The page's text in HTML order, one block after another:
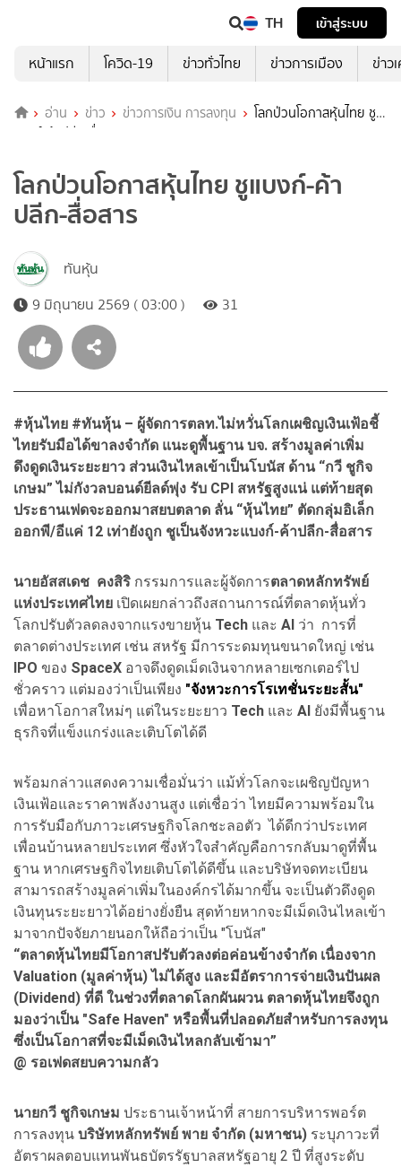
TH
เข้าสู่ระบบ
หน้าแรก
โควิด-19 ข่าวทั่วไทย ข่าวการเมือง ข่าว
อ่าน ข่าว ข่าวการเงิน การลงทุน
โลกป่วนโอกาสหุ้นไทย ชู
แบงก์-ค้าปลีก-สื่อสาร
โลกป่วนโอกาสหุ้นไทย ชูแบงก์-ค้า
ปลีก-สื่อสาร
ทันหุ้น
9 มิถุนายน 2569 ( 03:00 )
31
#หุ้นไทย #ทันหุ้น – ผู้จัดการตลท.ไม่หวั่นโลกเผชิญเงินเฟ้อชี้
ไทยรับมือได้ขาลงจำกัด แนะดูพื้นฐาน บจ. สร้างมูลค่าเพิ่ม
ดึงดูดเงินระยะยาว ส่วนเงินไหลเข้าเป็นโบนัส ด้าน “กวี ชูกิจ
เกษม” ไม่กังวลบอนด์ยีลด์พุ่ง รับ CPI สหรัฐสูงแน่ แต่ท้ายสุด
ประธานเฟดจะออกมาสยบตลาด ลั่น “หุ้นไทย” ตัดกลุ่มอิเล็ก
ออกพี/อีแค่ 12 เท่ายังถูก ชูเป็นจังหวะแบงก์-ค้าปลีก-สื่อสาร
นายอัสสเดช คงสิริ กรรมการและผู้จัดการตลาดหลักทรัพย์
แห่งประเทศไทย เปิดเผยกล่าวถึงสถานการณ์ที่ตลาดหุ้นทั่ว
โลกปรับตัวลดลงจากแรงขายหุ้น Tech และ AI ว่า การที่
ตลาดต่างประเทศ เช่น สหรัฐ มีการระดมทุนขนาดใหญ่ เช่น
IPO ของ SpaceX อาจดึงดูดเม็ดเงินจากหลายเซกเตอร์ไป
ชั่วคราว แต่มองว่าเป็นเพียง "จังหวะการโรเทชั่นระยะสั้น"
เพื่อหาโอกาสใหม่ๆ แต่ในระยะยาว Tech และ AI ยังมีพื้นฐาน
ธุรกิจที่แข็งแกร่งและเติบโตได้ดี
พร้อมกล่าวแสดงความเชื่อมั่นว่า แม้ทั่วโลกจะเผชิญปัญหา
เงินเฟ้อและราคาพลังงานสูง แต่เชื่อว่า ไทยมีความพร้อมใน
การรับมือกับภาวะเศรษฐกิจโลกชะลอตัว ได้ดีกว่าประเทศ
เพื่อนบ้านหลายประเทศ ซึ่งหัวใจสำคัญคือการกลับมาดูที่พื้น
ฐาน หากเศรษฐกิจไทยเติบโตได้ดีขึ้น และบริษัทจดทะเบียน
สามารถสร้างมูลค่าเพิ่มในองค์กรได้มากขึ้น จะเป็นตัวดึงดูด
เงินทุนระยะยาวได้อย่างยั่งยืน สุดท้ายหากจะมีเม็ดเงินไหลเข้า
มาจากปัจจัยภายนอกให้ถือว่าเป็น "โบนัส"
“ตลาดหุ้นไทยมีโอกาสปรับตัวลงต่อค่อนข้างจำกัด เนื่องจาก
Valuation (มูลค่าหุ้น) ไม่ได้สูง และมีอัตราการจ่ายเงินปันผล
(Dividend) ที่ดี ในช่วงที่ตลาดโลกผันผวน ตลาดหุ้นไทยจึงถูก
มองว่าเป็น "Safe Haven" หรือพื้นที่ปลอดภัยสำหรับการลงทุน
ซึ่งเป็นโอกาสที่จะมีเม็ดเงินไหลกลับเข้ามา”
@ รอเฟดสยบความกลัว
นายกวี ชูกิจเกษม ประธานเจ้าหน้าที่ สายการบริหารพอร์ต
การลงทุน บริษัทหลักทรัพย์ พาย จำกัด (มหาชน) ระบุภาวะที่
อัตราผลตอบแทนพันธบัตรรัฐบาลสหรัฐอายุ 2 ปี ที่สูงระดับ